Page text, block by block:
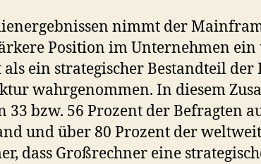
nimmt der
Position im Unternehmen
ein strategischer Bestandteil der
wahrgenommen. In diesem
33 bzw. 56 Prozent der Befragten
und über 80 Prozent der
dass Großrechner eine